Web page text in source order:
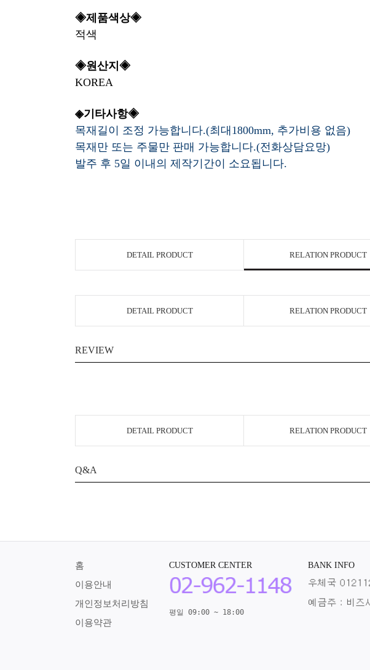
◈제품색상◈
적색
◈원산지◈
KOREA
◈기타사항◈
목재길이 조정 가능합니다.(최대1800mm, 추가비용 없음)
목재만 또는 주물만 판매 가능합니다.(전화상담요망)
발주 후 5일 이내의 제작기간이 소요됩니다.
DETAIL PRODUCT RELATION PRODUCT
DETAIL PRODUCT RELATION PRODUCT
REVIEW
DETAIL PRODUCT RELATION PRODUCT
Q&A
홈
이용안내
개인정보처리방침
이용약관
CUSTOMER CENTER
평일 09:00 ~ 18:00
BANK INFO